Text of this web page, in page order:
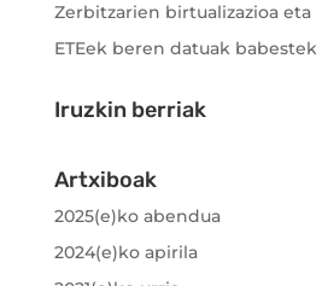
Zerbitzarien birtualizazioa
ETEek beren datuak
Iruzkin berriak
Artxiboak
2025(e)ko abendua
2024(e)ko apirila